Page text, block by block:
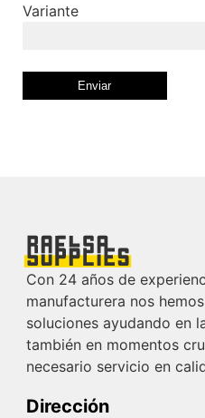
Variante
Con 24 años de
manufacturera nos
soluciones ayudando en
también en momentos
necesario servicio en
Dirección